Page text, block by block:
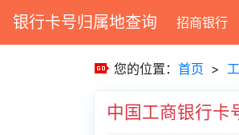
银行卡号归属地查询 招商银行
您的位置： 首页 >
中国工商银行卡